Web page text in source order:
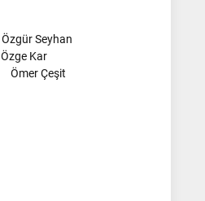
Özgür Seyhan
Özge Kar
Ömer Çeşit